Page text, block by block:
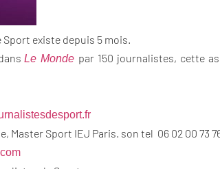
existe depuis 5 mois.
Le Monde par 150 journalistes, cette
Master Sport IEJ Paris. son tel 06 02 00 73